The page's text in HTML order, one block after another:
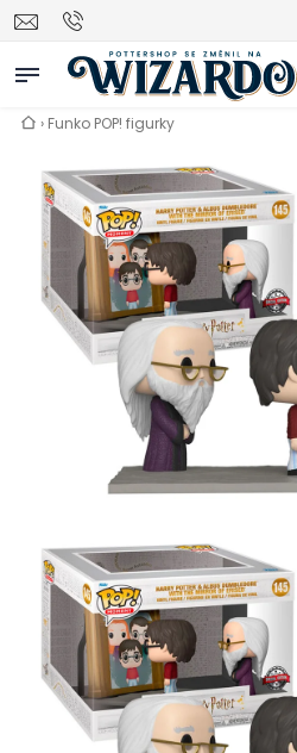
Vyhledávání
› Funko POP! figurky